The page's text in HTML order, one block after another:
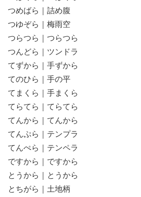
つめばら｜詰め腹
つゆぞら｜梅雨空
つらつら｜つらつら
つんどら｜ツンドラ
てずから｜手ずから
てのひら｜手の平
てまくら｜手まくら
てらてら｜てらてら
てんから｜てんから
てんぷら｜テンプラ
てんぺら｜テンペラ
ですから｜ですから
とうから｜とうから
とちがら｜土地柄